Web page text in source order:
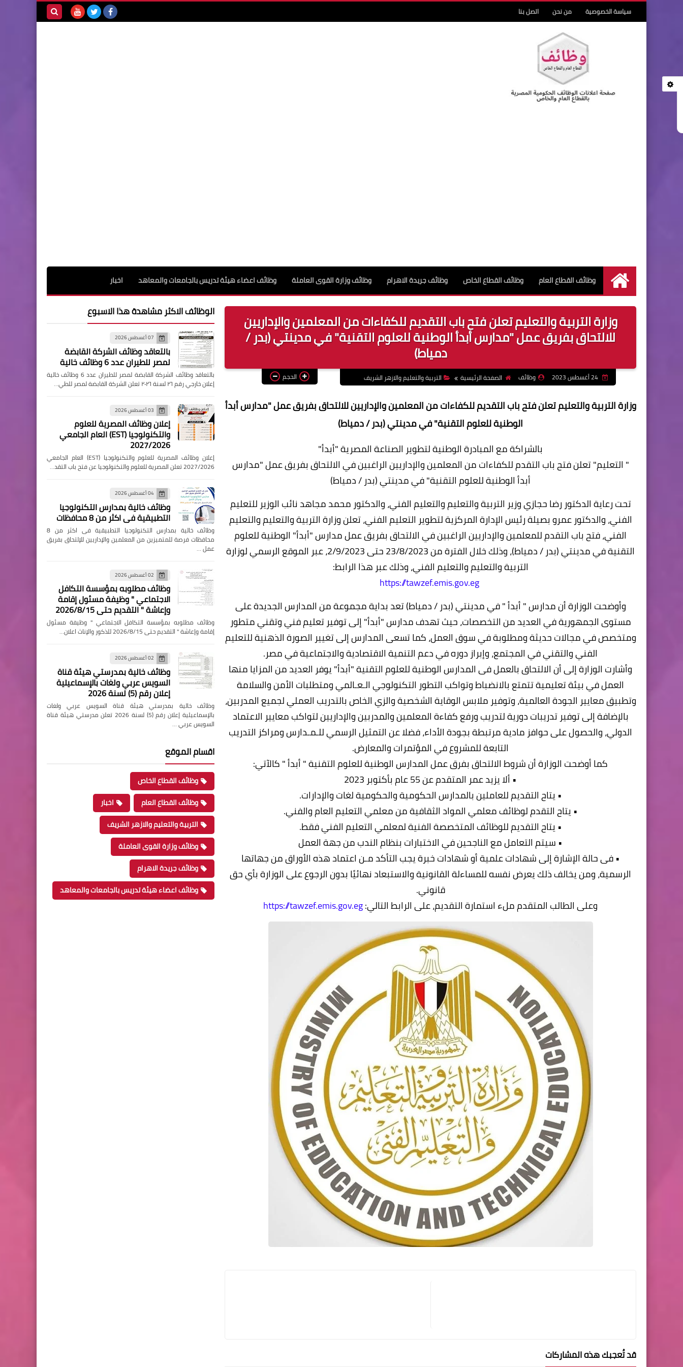
سياسة الخصوصية من نحن اتصل بنا
الرئيسية
وظائف القطاع العام وظائف القطاع الخاص وظائف جريدة الاهرام وظائف وزارة القوى العاملة وظائف اعضاء هيئة تدريس بالجامعات والمعاهد اخبار
وزارة التربية والتعليم تعلن فتح باب التقديم للكفاءات من المعلمين والإداريين
للالتحاق بفريق عمل "مدارس أبدأ الوطنية للعلوم التقنية" في مدينتي (بدر /
دمياط)
24 أغسطس 2023 وظائف الصفحة الرئيسية التربية والتعليم والازهر الشريف الحجم
وزارة التربية والتعليم تعلن فتح باب التقديم للكفاءات من المعلمين والإداريين للالتحاق بفريق عمل "مدارس أبدأ
الوطنية للعلوم التقنية" في مدينتي (بدر / دمياط)
بالشراكة مع المبادرة الوطنية لتطوير الصناعة المصرية "أبدأ"
" التعليم" تعلن فتح باب التقدم للكفاءات من المعلمين والإداريين الراغبين في الالتحاق بفريق عمل "مدارس
أبدأ الوطنية للعلوم التقنية" في مدينتي (بدر / دمياط)
تحت رعاية الدكتور رضا حجازي وزير التربية والتعليم والتعليم الفني، والدكتور محمد مجاهد نائب الوزير للتعليم
الفني، والدكتور عمرو بصيلة رئيس الإدارة المركزية لتطوير التعليم الفني، تعلن وزارة التربية والتعليم والتعليم
الفني، فتح باب التقدم للمعلمين والإداريين الراغبين في الالتحاق بفريق عمل مدارس "أبدأ" الوطنية للعلوم
التقنية في مدينتي (بدر / دمياط)، وذلك خلال الفترة من 23/8/2023 حتى 2/9/2023، عبر الموقع الرسمي لوزارة
التربية والتعليم والتعليم الفني، وذلك عبر هذا الرابط:
https://tawzef.emis.gov.eg
وأوضحت الوزارة أن مدارس " أبدأ " في مدينتي (بدر / دمياط) تعد بداية مجموعة من المدارس الجديدة على
مستوى الجمهورية في العديد من التخصصات، حيث تهدف مدارس "أبدأ" إلى توفير تعليم فني وتقني متطور
ومتخصص في مجالات حديثة ومطلوبة في سوق العمل، كما تسعى المدارس إلى تغيير الصورة الذهنية للتعليم
الفني والتقني في المجتمع، وإبراز دوره في دعم التنمية الاقتصادية والاجتماعية في مصر.
وأشارت الوزارة إلى أن الالتحاق بالعمل فى المدارس الوطنية للعلوم التقنية "أبدأ" يوفر العديد من المزايا منها
العمل في بيئة تعليمية تتمتع بالانضباط وتواكب التطور التكنولوجي الـعـالمي ومتطلبات الأمن والسلامة
وتطبيق معايير الجودة العالمية، وتوفير ملابس الوقاية الشخصية والزي الخاص بالتدريب العملي لجميع المدربين،
بالإضافة إلى توفير تدريبات دورية لتدريب ورفع كفاءة المعلمين والمدربين والإداريين لتواكب معايير الاعتماد
الدولي، والحصول على حوافز مادية مرتبطة بجودة الأداء، فضلا عن التمثيل الرسمي للـمـدارس ومراكز التدريب
التابعة للمشروع في المؤتمرات والمعارض.
كما أوضحت الوزارة أن شروط الالتحاق بفرق عمل المدارس الوطنية للعلوم التقنية " أبدأ " كالآتي:
• ألا يزيد عمر المتقدم عن 55 عام بأكتوبر 2023
• يتاح التقديم للعاملين بالمدارس الحكومية والحكومية لغات والإدارات.
• يتاح التقدم لوظائف معلمي المواد الثقافية من معلمي التعليم العام والفني.
• يتاح التقديم للوظائف المتخصصة الفنية لمعلمي التعليم الفني فقط.
• سيتم التعامل مع الناجحين في الاختبارات بنظام الندب من جهة العمل
• فى حالة الإشارة إلى شهادات علمية أو شهادات خبرة يجب التأكد مـن اعتماد هذه الأوراق من جهاتها
الرسمية، ومن يخالف ذلك يعرض نفسه للمساءلة القانونية والاستبعاد نهائيًا بدون الرجوع على الوزارة بأي حق
قانوني.
وعلى الطالب المتقدم ملء استمارة التقديم، على الرابط التالي:https://tawzef.emis.gov.eg
قد تُعجبك هذه المشاركات
الوظائف الاكثر مشاهدة هذا الاسبوع
07 أغسطس 2026
بالتعاقد وظائف الشركة القابضة
لمصر للطيران عدد 6 وظائف خالية
بالتعاقد وظائف الشركة القابضة لمصر للطيران عدد 6 وظائف خالية
إعلان خارجي رقم ٢٦ لسنة ٢٠٢٦ تعلن الشركة القابضة لمصر للطي…
03 أغسطس 2026
إعلان وظائف المصرية للعلوم
والتكنولوجيا (EST) العام الجامعي
2027/2026
إعلان وظائف المصرية للعلوم والتكنولوجيا (EST) العام الجامعي
2027/2026 تعلن المصرية للعلوم والتكنولوجيا عن فتح باب التقد…
04 أغسطس 2026
وظائف خالية بمدارس التكنولوجيا
التطبيقية فى اكثر من 8 محافظات
وظائف خالية بمدارس التكنولوجيا التطبيقية فى اكثر من 8
محافظات فرصة للمتميزين من المعلمين والإداريين للإلتحاق بفريق
عمل …
02 أغسطس 2026
وظائف مطلوبه بمؤسسة التكافل
الاجتماعي " وظيفة مسئول إقامة
وإعاشة " التقديم حتى 2026/8/15
وظائف مطلوبه بمؤسسة التكافل الاجتماعي " وظيفة مسئول
إقامة وإعاشة " التقديم حتى 2026/8/15 للذكور والإناث اعلان…
02 أغسطس 2026
وظائف خالية بمدرستي هيئة قناة
السويس عربي ولغات بالإسماعيلية
إعلان رقم (5) لسنة 2026
وظائف خالية بمدرستي هيئة قناة السويس عربي ولغات
بالإسماعيلية إعلان رقم (5) لسنة 2026 تعلن مدرستي هيئة قناة
السويس عربي …
اقسام الموقع
وظائف القطاع الخاص
وظائف القطاع العام
اخبار
التربية والتعليم والازهر الشريف
وظائف وزارة القوى العاملة
وظائف جريدة الاهرام
وظائف اعضاء هيئة تدريس بالجامعات والمعاهد